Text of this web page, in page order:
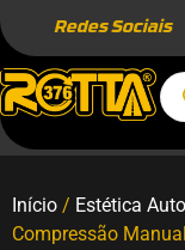
Redes Sociais
Início / Estética
Compressão